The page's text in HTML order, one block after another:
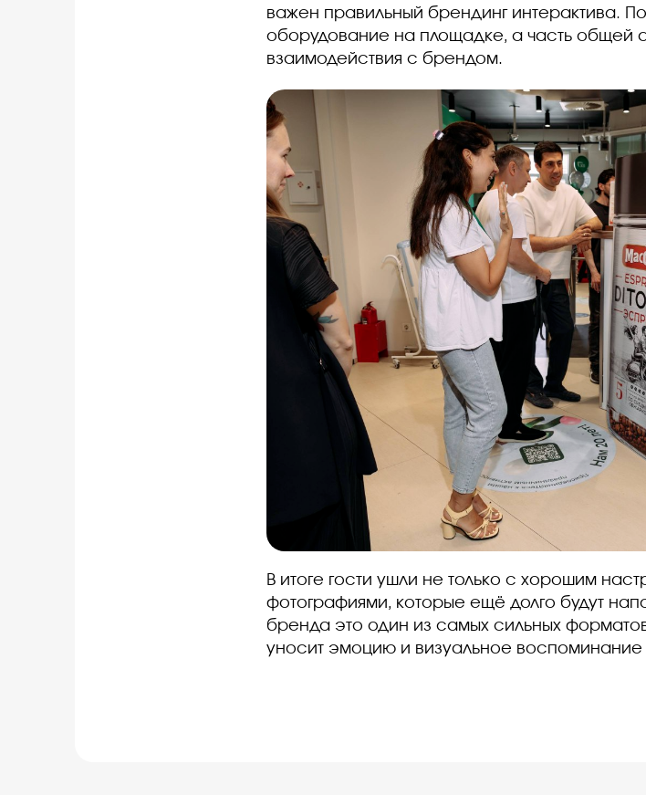
важен правильный брендинг интерактива.
оборудование на площадке, а часть общей
взаимодействия с брендом.
В итоге гости ушли не только с хорошим
фотографиями, которые ещё долго будут
бренда это один из самых сильных
уносит эмоцию и визуальное